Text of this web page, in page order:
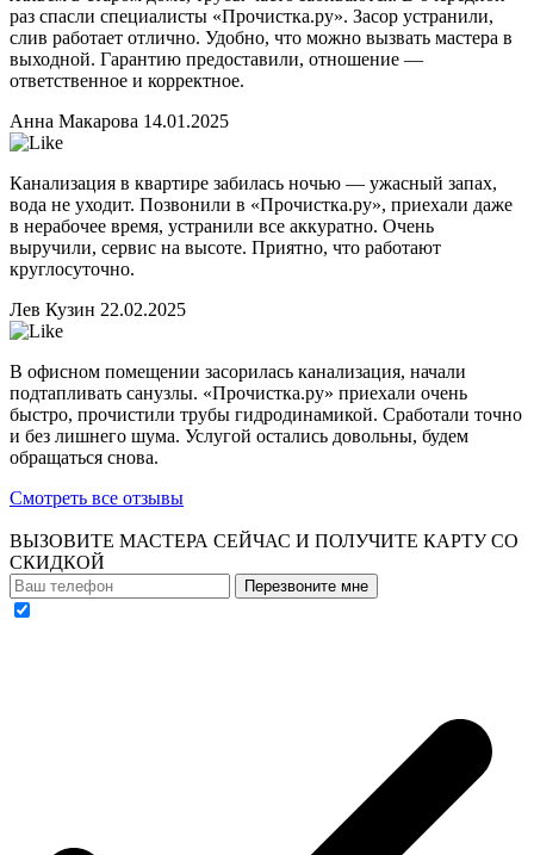
раз спасли специалисты «Прочистка.ру». Засор устранили,
слив работает отлично. Удобно, что можно вызвать мастера в
выходной. Гарантию предоставили, отношение —
ответственное и корректное.
Анна Макарова 14.01.2025
Канализация в квартире забилась ночью — ужасный запах,
вода не уходит. Позвонили в «Прочистка.ру», приехали даже
в нерабочее время, устранили все аккуратно. Очень
выручили, сервис на высоте. Приятно, что работают
круглосуточно.
Лев Кузин 22.02.2025
В офисном помещении засорилась канализация, начали
подтапливать санузлы. «Прочистка.ру» приехали очень
быстро, прочистили трубы гидродинамикой. Сработали точно
и без лишнего шума. Услугой остались довольны, будем
обращаться снова.
Смотреть все отзывы
ВЫЗОВИТЕ МАСТЕРА СЕЙЧАС И ПОЛУЧИТЕ КАРТУ СО
СКИДКОЙ
Перезвоните мне